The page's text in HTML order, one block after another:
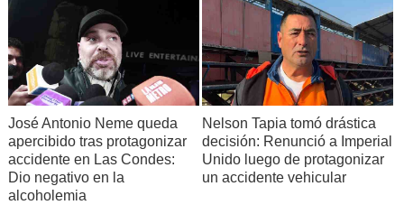
José Antonio Neme queda
apercibido tras protagonizar
accidente en Las Condes:
Dio negativo en la
alcoholemia
Nelson Tapia tomó drástica
decisión: Renunció a Imperial
Unido luego de protagonizar
un accidente vehicular